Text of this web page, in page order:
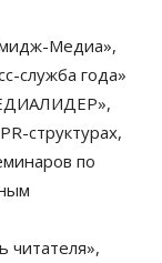
Медиа»,
служба года»
структурах,
по
читателя»,